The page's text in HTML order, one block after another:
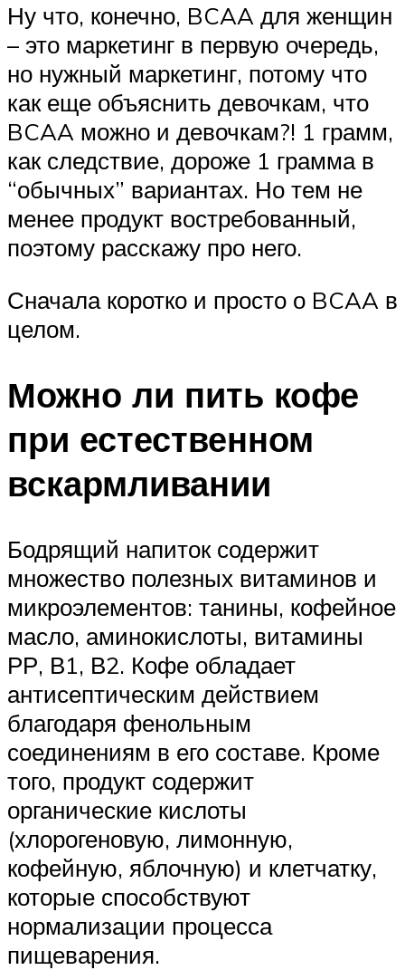
Ну что, конечно, BCAA для женщин
– это маркетинг в первую очередь,
но нужный маркетинг, потому что
как еще объяснить девочкам, что
BCAA можно и девочкам?! 1 грамм,
как следствие, дороже 1 грамма в
“обычных” вариантах. Но тем не
менее продукт востребованный,
поэтому расскажу про него.
Сначала коротко и просто о BCAA в
целом.
Можно ли пить кофе
при естественном
вскармливании
Бодрящий напиток содержит
множество полезных витаминов и
микроэлементов: танины, кофейное
масло, аминокислоты, витамины
РР, В1, В2. Кофе обладает
антисептическим действием
благодаря фенольным
соединениям в его составе. Кроме
того, продукт содержит
органические кислоты
(хлорогеновую, лимонную,
кофейную, яблочную) и клетчатку,
которые способствуют
нормализации процесса
пищеварения.